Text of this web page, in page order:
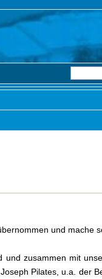
und mache
zusammen mit
Pilates, u.a. der